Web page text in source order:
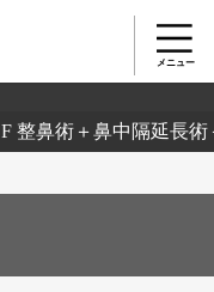
F 整鼻術＋鼻中隔延長